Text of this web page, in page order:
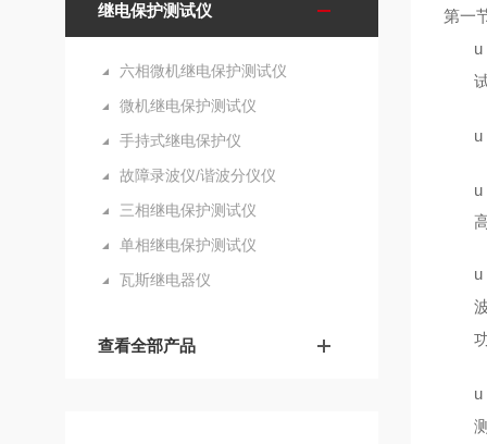
继电保护测试仪
六相微机继电保护测试仪
微机继电保护测试仪
手持式继电保护仪
故障录波仪/谐波分仪仪
三相继电保护测试仪
单相继电保护测试仪
瓦斯继电器仪
查看全部产品
第一
u
u
u
u
u